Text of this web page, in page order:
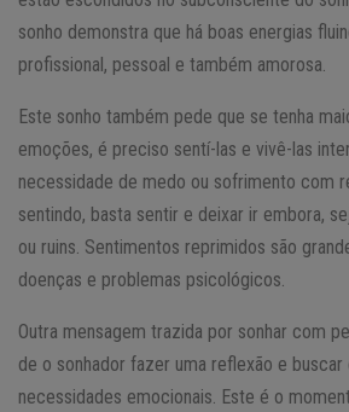
sonho demonstra que há boas energias
profissional, pessoal e também amorosa.
Este sonho também pede que se tenha
emoções, é preciso sentí-las e vivê-las
necessidade de medo ou sofrimento com
sentindo, basta sentir e deixar ir embora,
ou ruins. Sentimentos reprimidos são
doenças e problemas psicológicos.
Outra mensagem trazida por sonhar com
de o sonhador fazer uma reflexão e
necessidades emocionais. Este é o